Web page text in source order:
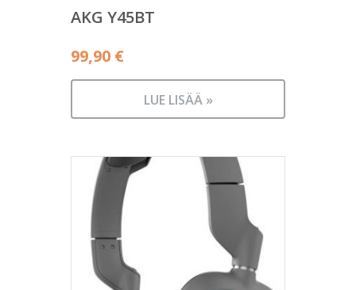
AKG Y45BT
99,90 €
LUE LISÄÄ »